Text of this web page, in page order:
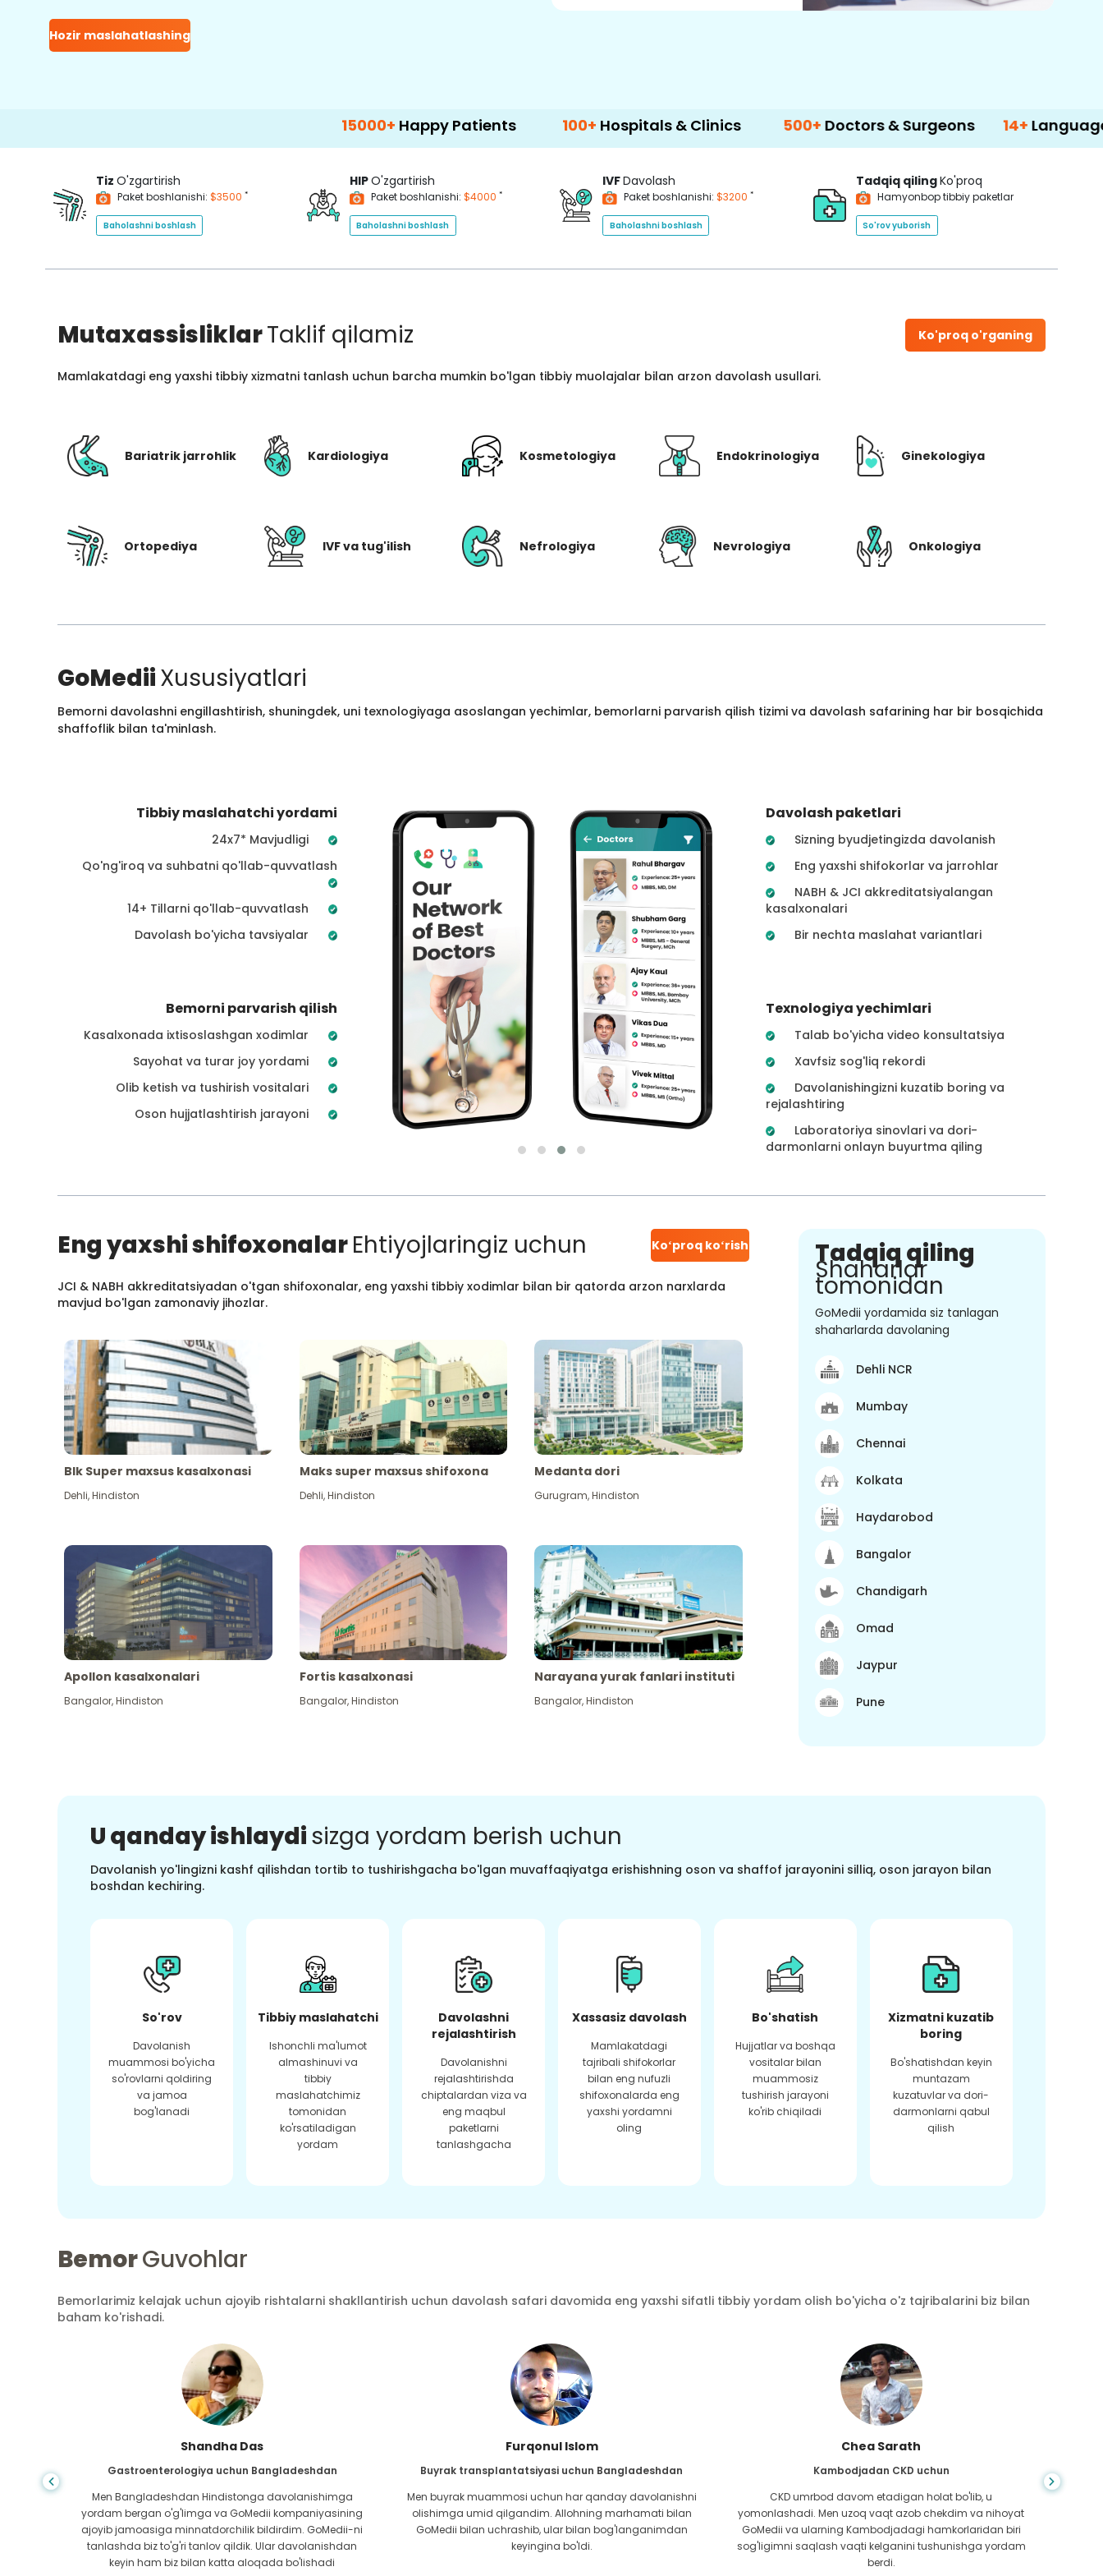
Hozir maslahatlashing
Happy Patients 100+ Hospitals & Clinics 500+ Doctors & Surgeons 14+Language Support
Tiz O'zgartirish
Paket boshlanishi: $3500 *
Baholashni boshlash
HIPO'zgartirish
Paket boshlanishi: $4000 *
Baholashni boshlash
IVFDavolash
Paket boshlanishi: $3200 *
Baholashni boshlash
Tadqiq qilingKo'proq
Hamyonbop tibbiy paketlar
So'rov yuborish
MutaxassisliklarTaklif qilamiz Ko'proq o'rganing
Mamlakatdagi eng yaxshi tibbiy xizmatni tanlash uchun barcha mumkin bo'lgan tibbiy muolajalar bilan arzon davolash usullari.
Bariatrik jarrohlik Kardiologiya Kosmetologiya Endokrinologiya Ginekologiya
Ortopediya IVF va tug'ilish Nefrologiya Nevrologiya Onkologiya
GoMediiXususiyatlari
Bemorni davolashni engillashtirish, shuningdek, uni texnologiyaga asoslangan yechimlar, bemorlarni parvarish qilish tizimi va davolash safarining har bir bosqichida
shaffoflik bilan ta'minlash.
Tibbiy maslahatchi yordami
24x7* Mavjudligi
Qo'ng'iroq va suhbatni qo'llab-quvvatlash
14+ Tillarni qo'llab-quvvatlash
Davolash bo'yicha tavsiyalar
Bemorni parvarish qilish
Kasalxonada ixtisoslashgan xodimlar
Sayohat va turar joy yordami
Olib ketish va tushirish vositalari
Oson hujjatlashtirish jarayoni
Davolash paketlari
Sizning byudjetingizda davolanish
Eng yaxshi shifokorlar va jarrohlar
NABH & JCI akkreditatsiyalangan
kasalxonalari
Bir nechta maslahat variantlari
Texnologiya yechimlari
Talab bo'yicha video konsultatsiya
Xavfsiz sog'liq rekordi
Davolanishingizni kuzatib boring va
rejalashtiring
Laboratoriya sinovlari va dori-
darmonlarni onlayn buyurtma qiling
Eng yaxshi shifoxonalarEhtiyojlaringiz uchun Koʻproq koʻrish
JCI & NABH akkreditatsiyadan o'tgan shifoxonalar, eng yaxshi tibbiy xodimlar bilan bir qatorda arzon narxlarda
mavjud bo'lgan zamonaviy jihozlar.
Blk Super maxsus kasalxonasi
Dehli,Hindiston
Maks super maxsus shifoxona
Dehli,Hindiston
Medanta dori
Gurugram,Hindiston
Apollon kasalxonalari
Bangalor,Hindiston
Fortis kasalxonasi
Bangalor,Hindiston
Narayana yurak fanlari instituti
Bangalor,Hindiston
Tadqiq qiling
Shaharlar
tomonidan
GoMedii yordamida siz tanlagan
shaharlarda davolaning
Dehli NCR
Mumbay
Chennai
Kolkata
Haydarobod
Bangalor
Chandigarh
Omad
Jaypur
Pune
U qanday ishlaydisizga yordam berish uchun
Davolanish yo'lingizni kashf qilishdan tortib to tushirishgacha bo'lgan muvaffaqiyatga erishishning oson va shaffof jarayonini silliq, oson jarayon bilan
boshdan kechiring.
So'rov
Davolanish
muammosi bo'yicha
so'rovlarni qoldiring
va jamoa
bog'lanadi
Tibbiy maslahatchi
Ishonchli ma'lumot
almashinuvi va
tibbiy
maslahatchimiz
tomonidan
ko'rsatiladigan
yordam
Davolashni
rejalashtirish
Davolanishni
rejalashtirishda
chiptalardan viza va
eng maqbul
paketlarni
tanlashgacha
Xassasiz davolash
Mamlakatdagi
tajribali shifokorlar
bilan eng nufuzli
shifoxonalarda eng
yaxshi yordamni
oling
Bo'shatish
Hujjatlar va boshqa
vositalar bilan
muammosiz
tushirish jarayoni
ko'rib chiqiladi
Xizmatni kuzatib
boring
Bo'shatishdan keyin
muntazam
kuzatuvlar va dori-
darmonlarni qabul
qilish
BemorGuvohlar
Bemorlarimiz kelajak uchun ajoyib rishtalarni shakllantirish uchun davolash safari davomida eng yaxshi sifatli tibbiy yordam olish bo'yicha o'z tajribalarini biz bilan
baham ko'rishadi.
Shandha Das
Gastroenterologiya uchun Bangladeshdan
Men Bangladeshdan Hindistonga davolanishimga
yordam bergan o'g'limga va GoMedii kompaniyasining
ajoyib jamoasiga minnatdorchilik bildirdim. GoMedii-ni
tanlashda biz to'g'ri tanlov qildik. Ular davolanishdan
keyin ham biz bilan katta aloqada bo'lishadi
Furqonul Islom
Buyrak transplantatsiyasi uchun Bangladeshdan
Men buyrak muammosi uchun har qanday davolanishni
olishimga umid qilgandim. Allohning marhamati bilan
GoMedii bilan uchrashib, ular bilan bog'langanimdan
keyingina bo'ldi.
Chea Sarath
Kambodjadan CKD uchun
CKD umrbod davom etadigan holat bo'lib, u
yomonlashadi. Men uzoq vaqt azob chekdim va nihoyat
GoMedii va ularning Kambodjadagi hamkorlaridan biri
sog'ligimni saqlash vaqti kelganini tushunishga yordam
berdi.